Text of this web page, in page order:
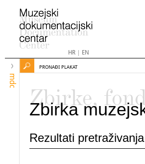
HR| EN
mdc
PRONAĐI PLAKAT
Zbirke,
Zbirka
Rezultati pretraživanja